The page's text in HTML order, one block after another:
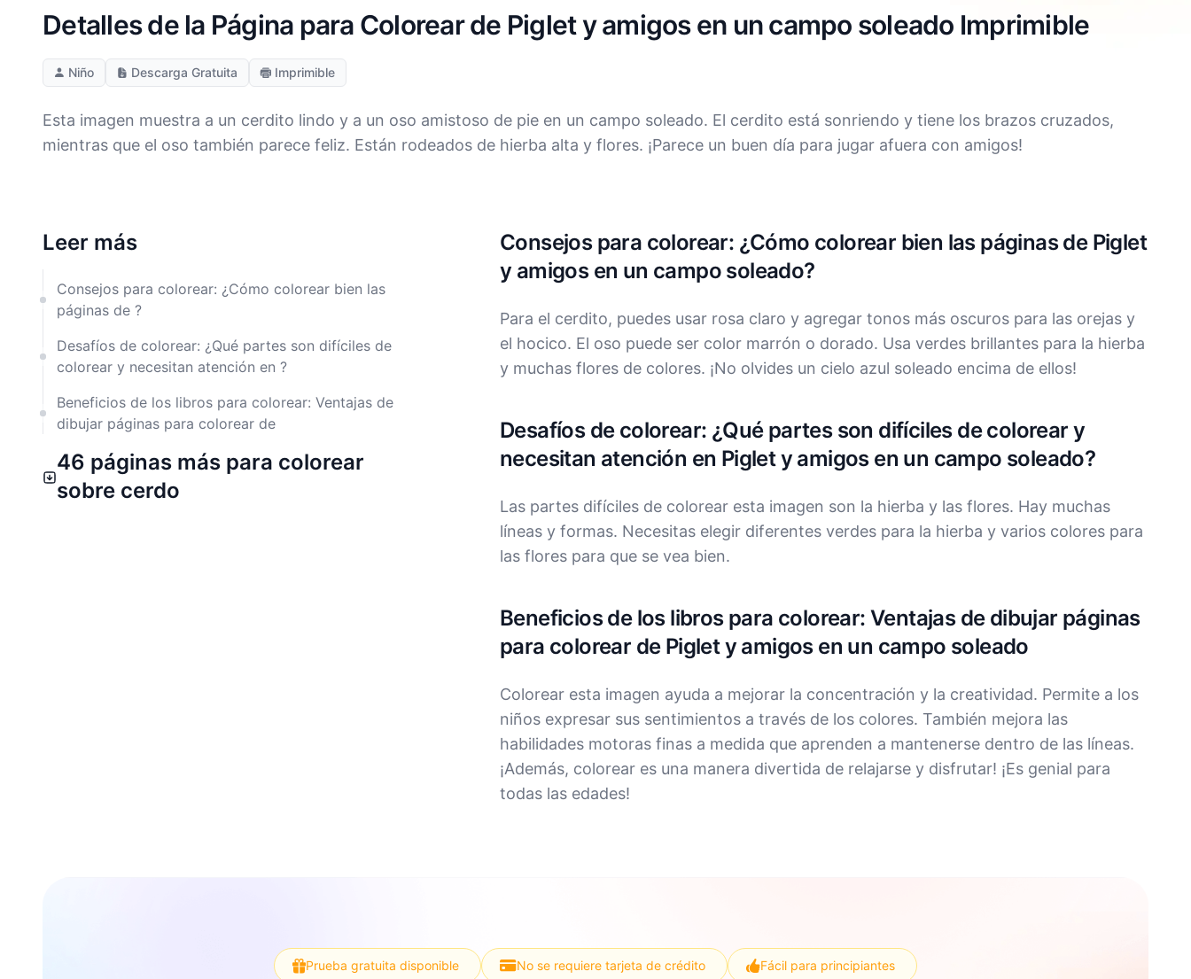
Detalles de la Página para Colorear de Piglet y amigos en un campo soleado Imprimible
Niño Descarga Gratuita Imprimible
Esta imagen muestra a un cerdito lindo y a un oso amistoso de pie en un campo soleado. El cerdito está sonriendo y tiene los brazos cruzados,
mientras que el oso también parece feliz. Están rodeados de hierba alta y flores. ¡Parece un buen día para jugar afuera con amigos!
Leer más
Consejos para colorear: ¿Cómo colorear bien las
páginas de ?
Desafíos de colorear: ¿Qué partes son difíciles de
colorear y necesitan atención en ?
Beneficios de los libros para colorear: Ventajas de
dibujar páginas para colorear de
46 páginas más para colorear
sobre cerdo
Consejos para colorear: ¿Cómo colorear bien las páginas de Piglet
y amigos en un campo soleado?
Para el cerdito, puedes usar rosa claro y agregar tonos más oscuros para las orejas y
el hocico. El oso puede ser color marrón o dorado. Usa verdes brillantes para la hierba
y muchas flores de colores. ¡No olvides un cielo azul soleado encima de ellos!
Desafíos de colorear: ¿Qué partes son difíciles de colorear y
necesitan atención en Piglet y amigos en un campo soleado?
Las partes difíciles de colorear esta imagen son la hierba y las flores. Hay muchas
líneas y formas. Necesitas elegir diferentes verdes para la hierba y varios colores para
las flores para que se vea bien.
Beneficios de los libros para colorear: Ventajas de dibujar páginas
para colorear de Piglet y amigos en un campo soleado
Colorear esta imagen ayuda a mejorar la concentración y la creatividad. Permite a los
niños expresar sus sentimientos a través de los colores. También mejora las
habilidades motoras finas a medida que aprenden a mantenerse dentro de las líneas.
¡Además, colorear es una manera divertida de relajarse y disfrutar! ¡Es genial para
todas las edades!
Prueba gratuita disponible No se requiere tarjeta de crédito Fácil para principiantes